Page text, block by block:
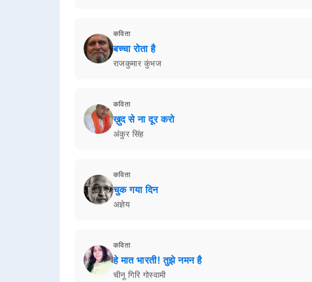
कविता
बच्चा रोता है
राजकुमार कुंभज
कविता
ख़ुद से ना दूर करो
अंकुर सिंह
कविता
चुक गया दिन
अज्ञेय
कविता
हे मात भारती! तुझे नमन है
चीनू गिरि गोस्वामी